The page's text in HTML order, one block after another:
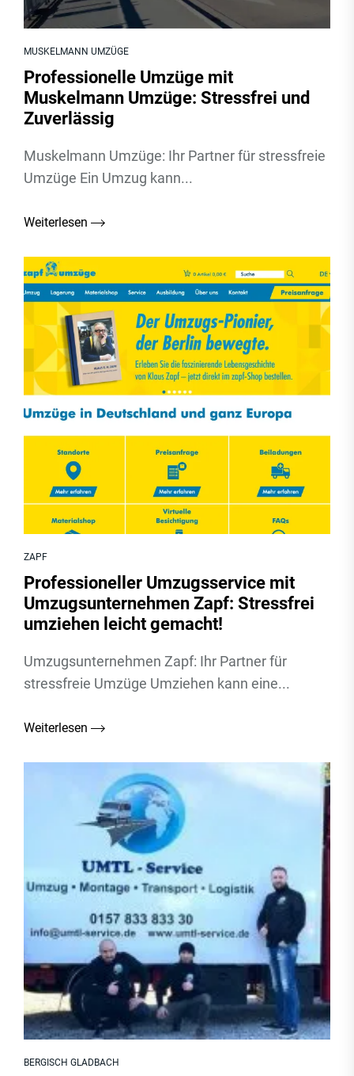
MUSKELMANN UMZÜGE
Professionelle Umzüge mit
Muskelmann Umzüge: Stressfrei und
Zuverlässig
Muskelmann Umzüge: Ihr Partner für stressfreie
Umzüge Ein Umzug kann...
Weiterlesen
ZAPF
Professioneller Umzugsservice mit
Umzugsunternehmen Zapf: Stressfrei
umziehen leicht gemacht!
Umzugsunternehmen Zapf: Ihr Partner für
stressfreie Umzüge Umziehen kann eine...
Weiterlesen
BERGISCH GLADBACH